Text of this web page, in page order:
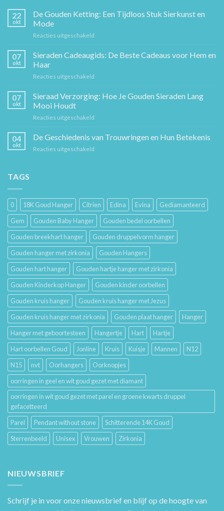
22
okt
De Gouden Ketting: Een Tijdloos Stuk Sierkunst en
Mode
Reacties uitgeschakeld
Gouden
Sierkunst
07
okt
Sieraden Cadeaugids: De Beste Cadeaus voor Hem en
Haar
Reacties uitgeschakeld
Cadeaugids:
De
Hem
07
okt
Sieraad Verzorging: Hoe Je Gouden Sieraden Lang
Mooi Houdt
Reacties uitgeschakeld
Verzorging:
04
okt
De Geschiedenis van Trouwringen en Hun Betekenis
Reacties uitgeschakeld
Hun
Betekenis
TAGS
0 18K Goud Hanger Citrien Edina Evina
Gediamanteerd
Gem
Gouden Baby Hanger
Gouden bedel oorbellen
Gouden breekhart hanger
Gouden druppelvorm hanger
Gouden hanger met zirkonia
Gouden Hangers
Gouden hart hanger
Gouden hartje hanger met zirkonia
Gouden Kinderkop Hanger
Gouden kinder oorbellen
Gouden kruis hanger
Gouden kruis hanger met Jezus
Gouden kruis hanger met zirkonia
Gouden plaat hanger
Hanger
Hanger met geboortesteen
Hangertje Hart
Hartje
Hart oorbellen Goud
Jonline Kruis Kuisje Mannen
N12
N15
nvt Oorhangers
Oorknopjes
oorringen in geel en wit goud gezet met diamant
oorringen in wit goud gezet met parel en groene kwarts druppel
gefacetteerd
Parel
Pendant without stone
Schitterende 14K Goud
Sterrenbeeld
Unisex Vrouwen Zirkonia
NIEUWSBRIEF
Schrijf je in voor onze nieuwsbrief en blijf op de hoogte van